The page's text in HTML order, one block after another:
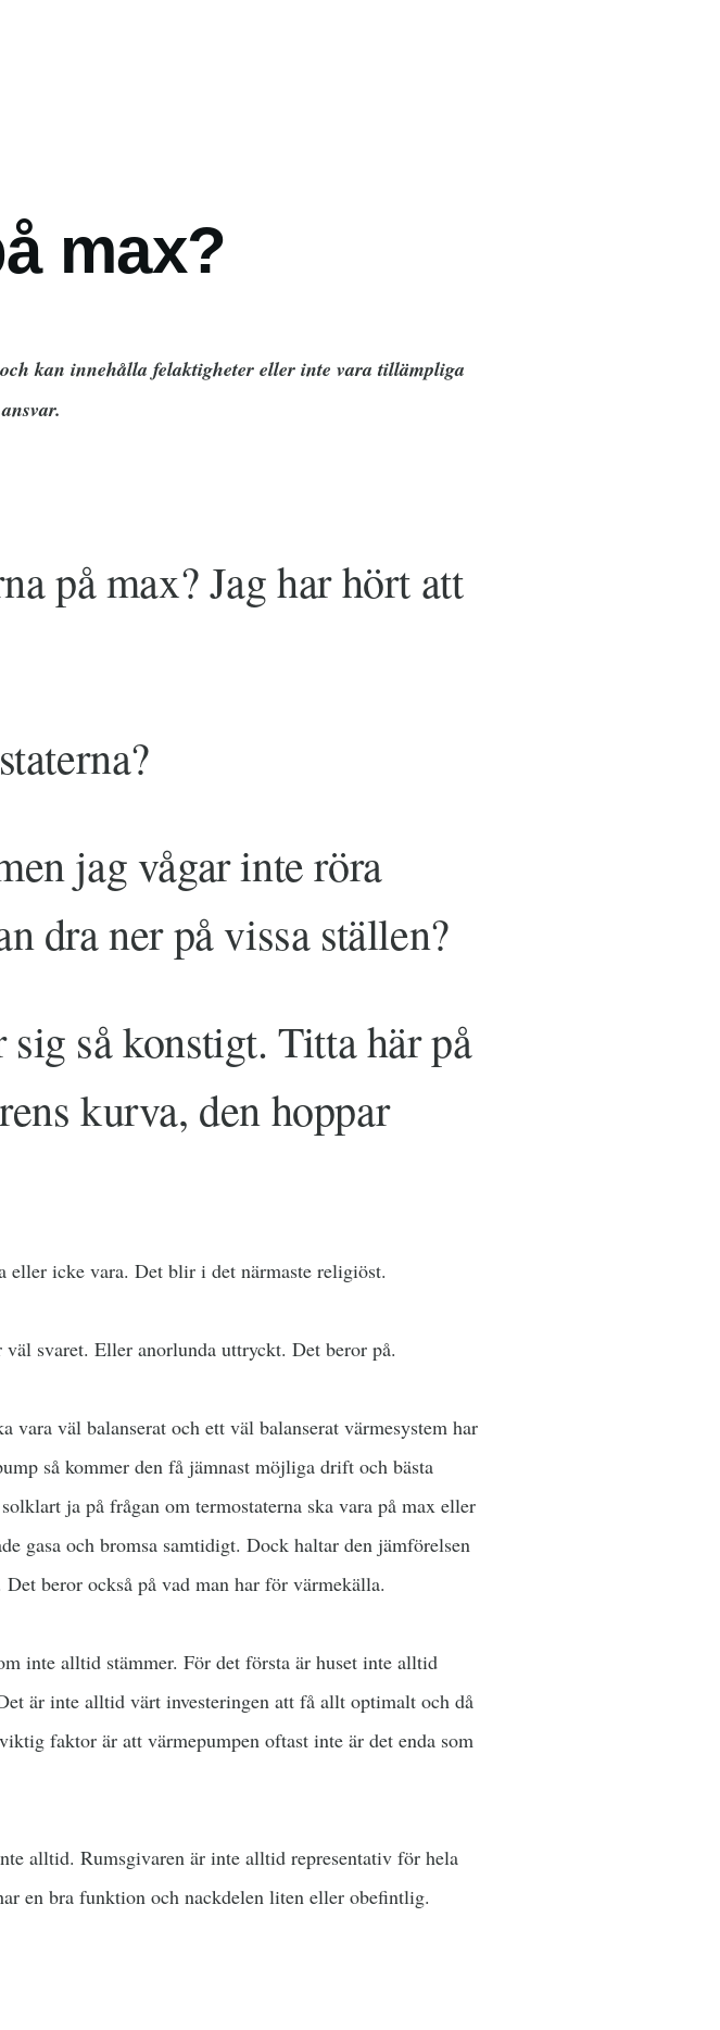
max?
kan innehålla felaktigheter eller inte vara tillämpliga
på max? Jag har hört att
jag vågar inte röra
dra ner på vissa ställen?
så konstigt. Titta här på
kurva, den hoppar
eller icke vara. Det blir i det närmaste religiöst.
svaret. Eller anorlunda uttryckt. Det beror på.
väl balanserat och ett väl balanserat värmesystem har
så kommer den få jämnast möjliga drift och bästa
ja på frågan om termostaterna ska vara på max eller
gasa och bromsa samtidigt. Dock haltar den jämförelsen
beror också på vad man har för värmekälla.
inte alltid stämmer. För det första är huset inte alltid
är inte alltid värt investeringen att få allt optimalt och då
faktor är att värmepumpen oftast inte är det enda som
alltid. Rumsgivaren är inte alltid representativ för hela
en bra funktion och nackdelen liten eller obefintlig.